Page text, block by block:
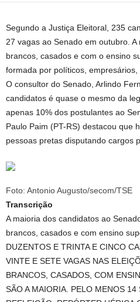
Segundo a Justiça Eleitoral, 235
27 vagas ao Senado em outubro.
brancos, casados e com o ensino
formada por políticos, empresários,
O consultor do Senado, Arlindo
candidatos é quase o mesmo da
apenas 10% dos postulantes ao
Paulo Paim (PT-RS) destacou que
pessoas pretas disputando cargos
Foto: Antonio Augusto/secom/TSE
Transcrição
A maioria dos candidatos ao
brancos, casados e com ensino
DUZENTOS E TRINTA E CINCO
VINTE E SETE VAGAS NAS
BRANCOS, CASADOS, COM
SÃO A MAIORIA. PELO MENOS 14